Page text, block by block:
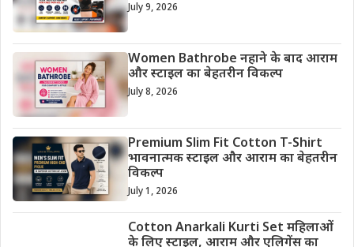
July 9, 2026
Women Bathrobe नहाने के बाद आराम
और स्टाइल का बेहतरीन विकल्प
July 8, 2026
Premium Slim Fit Cotton T-Shirt
भावनात्मक स्टाइल और आराम का बेहतरीन
विकल्प
July 1, 2026
Cotton Anarkali Kurti Set महिलाओं
के लिए स्टाइल, आराम और एलिगेंस का